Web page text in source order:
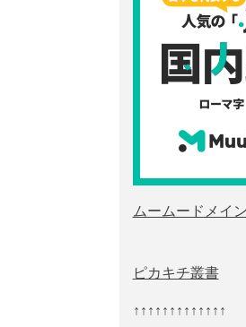
ムームードメイン
ピカキチ叢書
↑↑↑↑↑↑↑↑↑↑↑↑↑